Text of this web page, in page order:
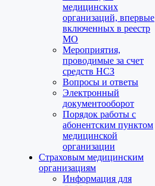
медицинских
организаций, впервые
включенных в реестр
МО
Мероприятия,
проводимые за счет
средств НСЗ
Вопросы и ответы
Электронный
документооборот
Порядок работы с
абонентским пунктом
медицинской
организации
Страховым медицинским
организациям
Информация для